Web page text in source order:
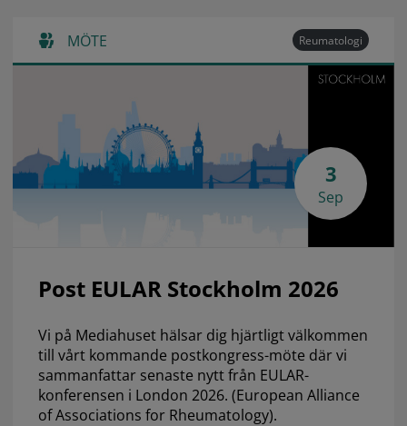
MÖTE Reumatologi
3
Sep
Post EULAR Stockholm 2026
Vi på Mediahuset hälsar dig hjärtligt välkommen
till vårt kommande postkongress-möte där vi
sammanfattar senaste nytt från EULAR-
konferensen i London 2026. (European Alliance
of Associations for Rheumatology).